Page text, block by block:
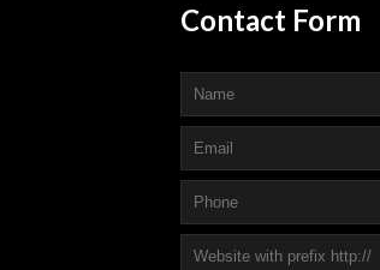
Contact Form